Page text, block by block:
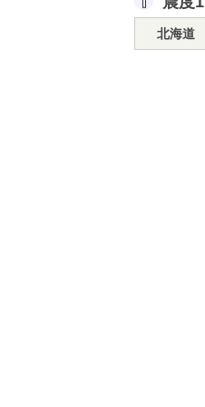
北海道